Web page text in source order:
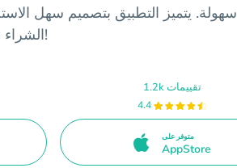
سهولة. يتميز التطبيق بتصميم سهل
الشراء خلال دقائق. لا تفوت الفرصة!
1.2k تقييمات
4.4
متوفر على
AppStore